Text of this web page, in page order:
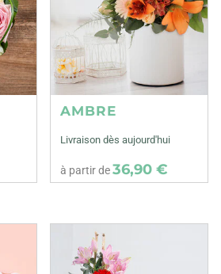
AMBRE
Livraison dès aujourd'hui
à partir de36,90 €